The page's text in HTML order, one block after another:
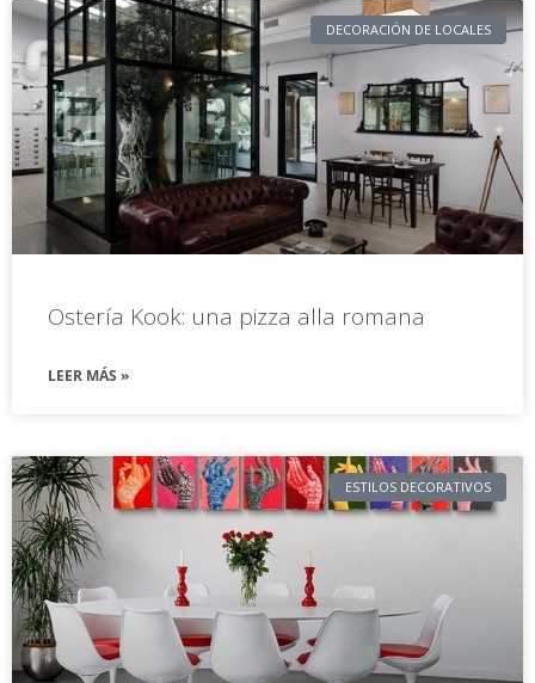
DECORACIÓN DE LOCALES
Ostería Kook: una pizza alla romana
LEER MÁS »
ESTILOS DECORATIVOS